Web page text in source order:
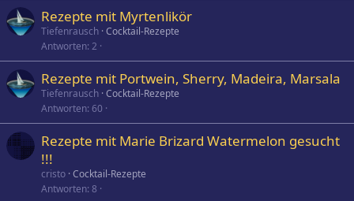
Rezepte mit Myrtenlikör
Tiefenrausch Cocktail-Rezepte
Antworten 2
Rezepte mit Portwein, Sherry, Madeira, Marsala
Tiefenrausch Cocktail-Rezepte
Antworten 60
Rezepte mit Marie Brizard Watermelon gesucht
!!!
cristo Cocktail-Rezepte
Antworten 8